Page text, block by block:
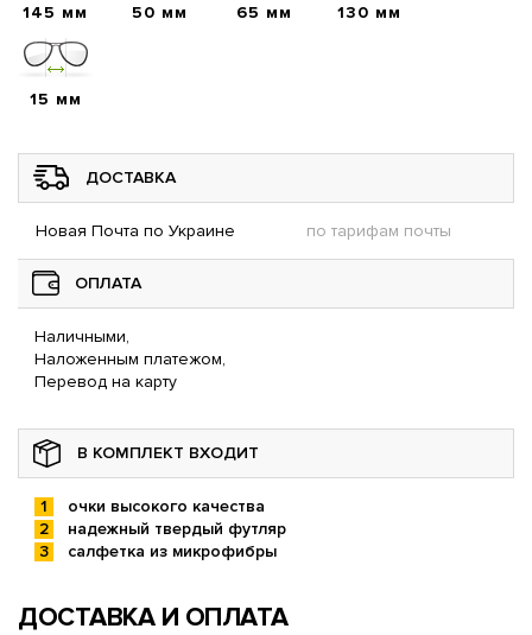
145 мм 50 мм 65 мм 130 мм
15 мм
ДОСТАВКА
Новая Почта по Украине по тарифам почты
ОПЛАТА
Наличными,
Наложенным платежом,
Перевод на карту
В КОМПЛЕКТ ВХОДИТ
очки высокого качества
надежный твердый футляр
салфетка из микрофибры
ДОСТАВКА И ОПЛАТА